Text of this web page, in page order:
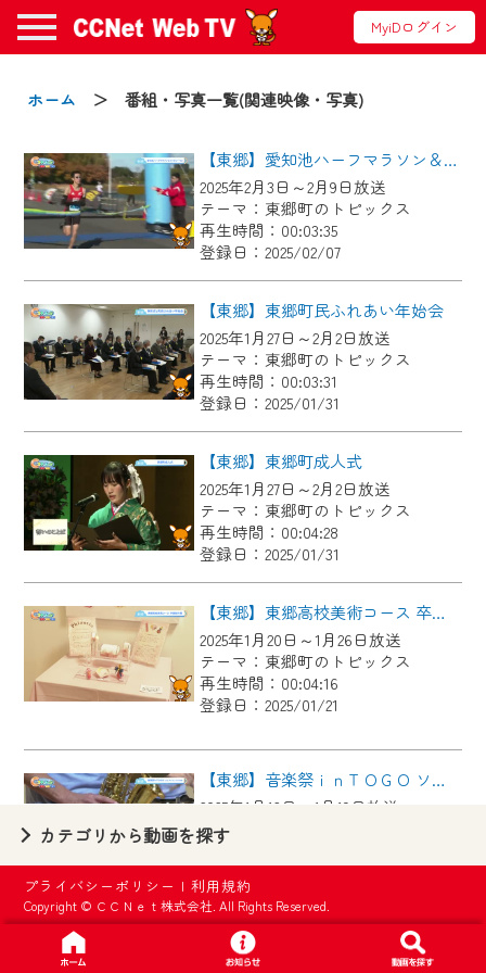
MyiDログイン
ホーム ＞ 番組・写真一覧(関連映像・写真)
【東郷】愛知池ハーフマラソン＆ファミリーラン
2025年2月3日～2月9日放送
テーマ：東郷町のトピックス
再生時間：00:03:35
登録日：2025/02/07
【東郷】東郷町民ふれあい年始会
2025年1月27日～2月2日放送
テーマ：東郷町のトピックス
再生時間：00:03:31
登録日：2025/01/31
【東郷】東郷町成人式
2025年1月27日～2月2日放送
テーマ：東郷町のトピックス
再生時間：00:04:28
登録日：2025/01/31
【東郷】東郷高校美術コース 卒業制作展 BGM
2025年1月20日～1月26日放送
テーマ：東郷町のトピックス
再生時間：00:04:16
登録日：2025/01/21
【東郷】音楽祭ｉｎＴＯＧＯ ソロ・アンサンブルの部
2025年1月13日～1月19日放送
テーマ：東郷町のトピックス
再生時間：00:05:15
登録日：2025/01/15
【東郷】諸輪小学校６年生 味覚の授業
2025年1月13日～1月19日放送
カテゴリから動画を探す
プライバシーポリシー |利用規約
Copyright © ＣＣＮｅｔ株式会社. All Rights Reserved.
お知らせ
2024/09/02
動画配信サービス『CCNet Web TV』は2024
年9月24日からリニューアルします！
【変更点】
◆デザイン変更により、お住まいの地域
の動画コンテンツが一目瞭然。
◆当社アプリやＰＣブラウザから、いつ
でも・どこでも・外出先でも！
CCNetサービスエリア20市町の地域情報
番組をご視聴いただけます！
【ご注意】
2024年9月24日からはご加入者様へのサー
ビス向上のため、
『CCNet Web TV』を利用いただくには、
一部コンテンツを除き、
CCNetサービスへの加入と『CCNetマイ
ページ※』へのログインが必要となりま
す。
いたします。
要となります。
※MyIDとは、CCNet Web TVを含むCCNetの
各種サービスをご利用頂くためのIDです。
IDはお客様が使っているメールアドレス
で設定できます。